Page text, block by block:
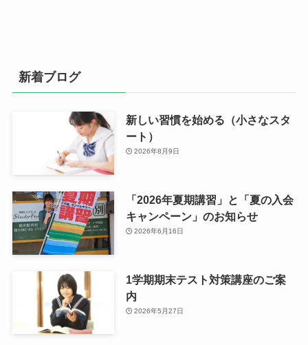
新着ブログ
新しい習慣を始める（小さなスタ
ート）
2026年8月9日
「2026年夏期講習」と「夏の入会
キャンペーン」のお知らせ
2026年6月16日
1学期期末テスト対策講座のご案
内
2026年5月27日